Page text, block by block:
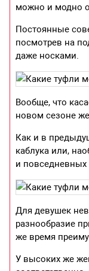
можно и модно
Постоянные
посмотрев на
даже носками.
Вообще, что
новом сезоне
Как и в
каблука или,
и повседневных
Для девушек
разнообразие
же время
У высоких же